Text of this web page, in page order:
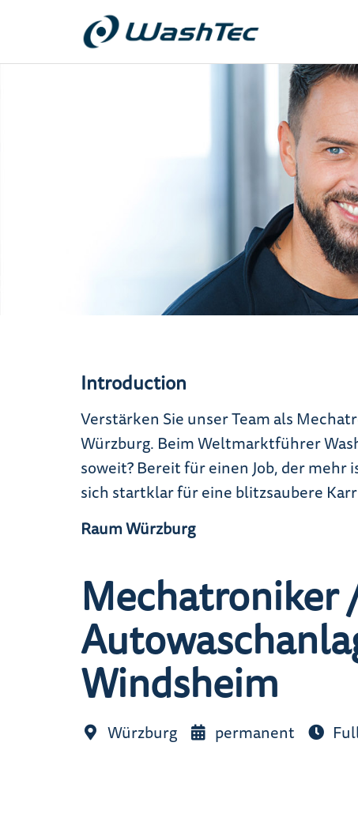
Mechatroniker
Windsheim
Würzburg permanent
Introduction
Verstärken Sie unser Team als
Würzburg. Beim Weltmarktführer
soweit? Bereit für einen Job, der mehr
sich startklar für eine blitzsaubere
Raum Würzburg